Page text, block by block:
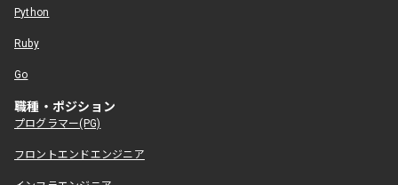
Python
Ruby
Go
職種・ポジション
プログラマー(PG)
フロントエンドエンジニア